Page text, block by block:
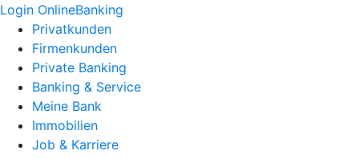
Login OnlineBanking
Privatkunden
Firmenkunden
Private Banking
Banking & Service
Meine Bank
Immobilien
Job & Karriere